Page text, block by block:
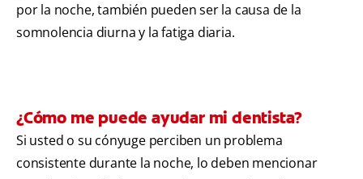
por la noche, también pueden ser la causa de la
somnolencia diurna y la fatiga diaria.
¿Cómo me puede ayudar mi dentista?
Si usted o su cónyuge perciben un problema
consistente durante la noche, lo deben mencionar